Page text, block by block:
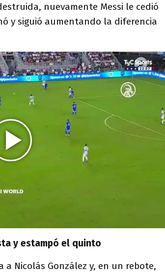
nuevamente Messi le cedió
y siguió aumentando la diferencia
y estampó el quinto
Nicolás González y, en un rebote,